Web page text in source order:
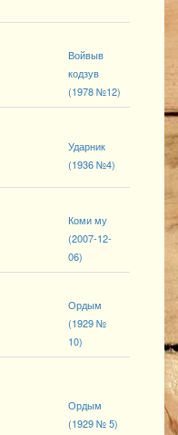
Войвыв
кодзув
(1978 №12)
Ударник
(1936 №4)
Коми му
(2007-12-
06)
Ордым
(1929 №
10)
Ордым
(1929 № 5)